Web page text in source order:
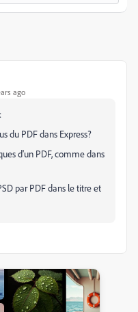
ago
du PDF dans Express?
d'un PDF, comme dans
par PDF dans le titre et